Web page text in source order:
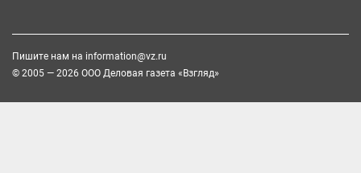
Пишите нам на information@vz.ru
© 2005 — 2026 ООО Деловая газета «Взгляд»